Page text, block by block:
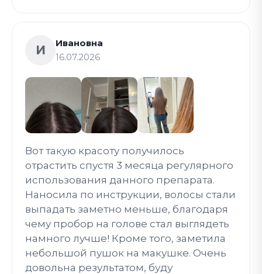
И
Ивановна
16.07.2026
Вот такую красоту получилось
отрастить спустя 3 месяца регулярного
использования данного препарата.
Наносила по инструкции, волосы стали
выпадать заметно меньше, благодаря
чему пробор на голове стал выглядеть
намного лучше! Кроме того, заметила
небольшой пушок на макушке. Очень
довольна результатом, буду